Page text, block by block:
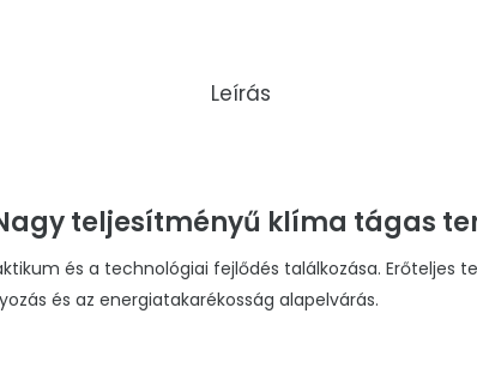
Leírás
teljesítményű klíma tágas
és a technológiai fejlődés találkozása. Erőteljes
és az energiatakarékosság alapelvárás.